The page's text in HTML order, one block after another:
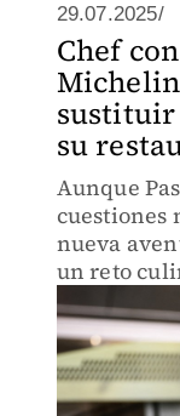
29.07.2025/
Chef
sustituir
su
Aunque
cuestiones
nueva
un reto